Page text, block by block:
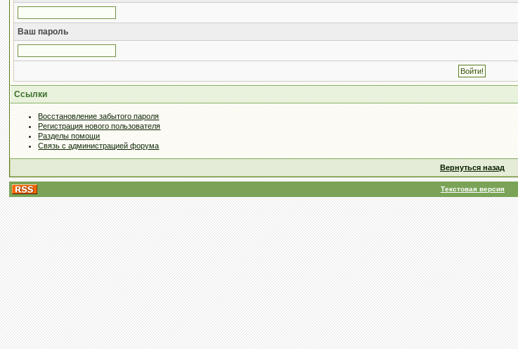
Ваш пароль
Ссылки
Восстановление забытого пароля
Регистрация нового пользователя
Разделы помощи
Связь с администрацией форума
Вернуться назад
Текстовая версия